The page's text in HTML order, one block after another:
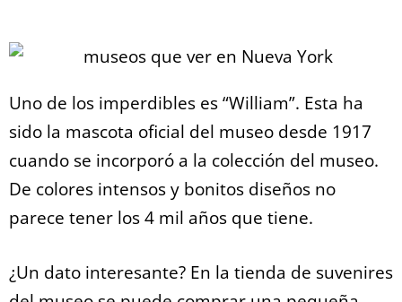
Uno de los imperdibles es “William”. Esta ha
sido la mascota oficial del museo desde 1917
cuando se incorporó a la colección del museo.
De colores intensos y bonitos diseños no
parece tener los 4 mil años que tiene.
¿Un dato interesante? En la tienda de suvenires